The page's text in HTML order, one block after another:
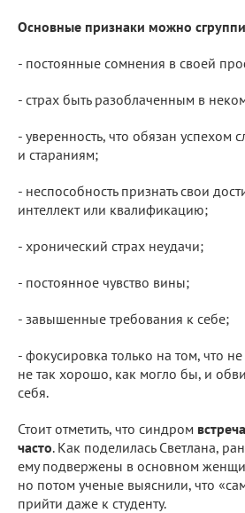
Основные признаки можно
- постоянные сомнения в своей
- страх быть разоблаченным в
- уверенность, что обязан успехом
и стараниям;
- неспособность признать свои
интеллект или квалификацию;
- хронический страх неудачи;
- постоянное чувство вины;
- завышенные требования к себе;
- фокусировка только на том, что
не так хорошо, как могло бы, и
себя.
Стоит отметить, что синдром
часто. Как поделилась Светлана,
ему подвержены в основном
но потом ученые выяснили, что
прийти даже к студенту.